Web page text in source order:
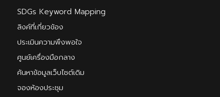
SDGs Keyword Mapping
ลิงค์ที่เกี่ยวข้อง
ประเมินความพึงพอใจ
ศูนย์เครื่องมือกลาง
ค้นหาข้อมูลเว็บไซต์เดิม
จองห้องประชุม